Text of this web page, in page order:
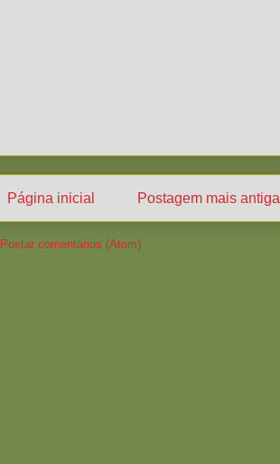
Postagem mais antiga
Página inicial
Postar comentários (Atom)